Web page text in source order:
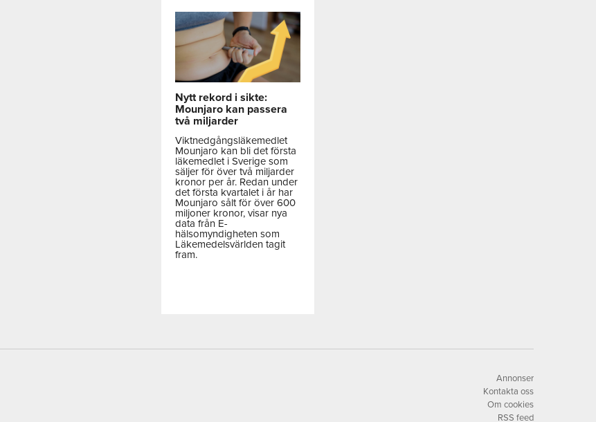
Nytt rekord i sikte:
Mounjaro kan passera
två miljarder
Viktnedgångsläkemedlet
Mounjaro kan bli det första
läkemedlet i Sverige som
säljer för över två miljarder
kronor per år. Redan under
det första kvartalet i år har
Mounjaro sålt för över 600
miljoner kronor, visar nya
data från E-
hälsomyndigheten som
Läkemedelsvärlden tagit
fram.
Annonser
Kontakta oss
Om cookies
RSS feed